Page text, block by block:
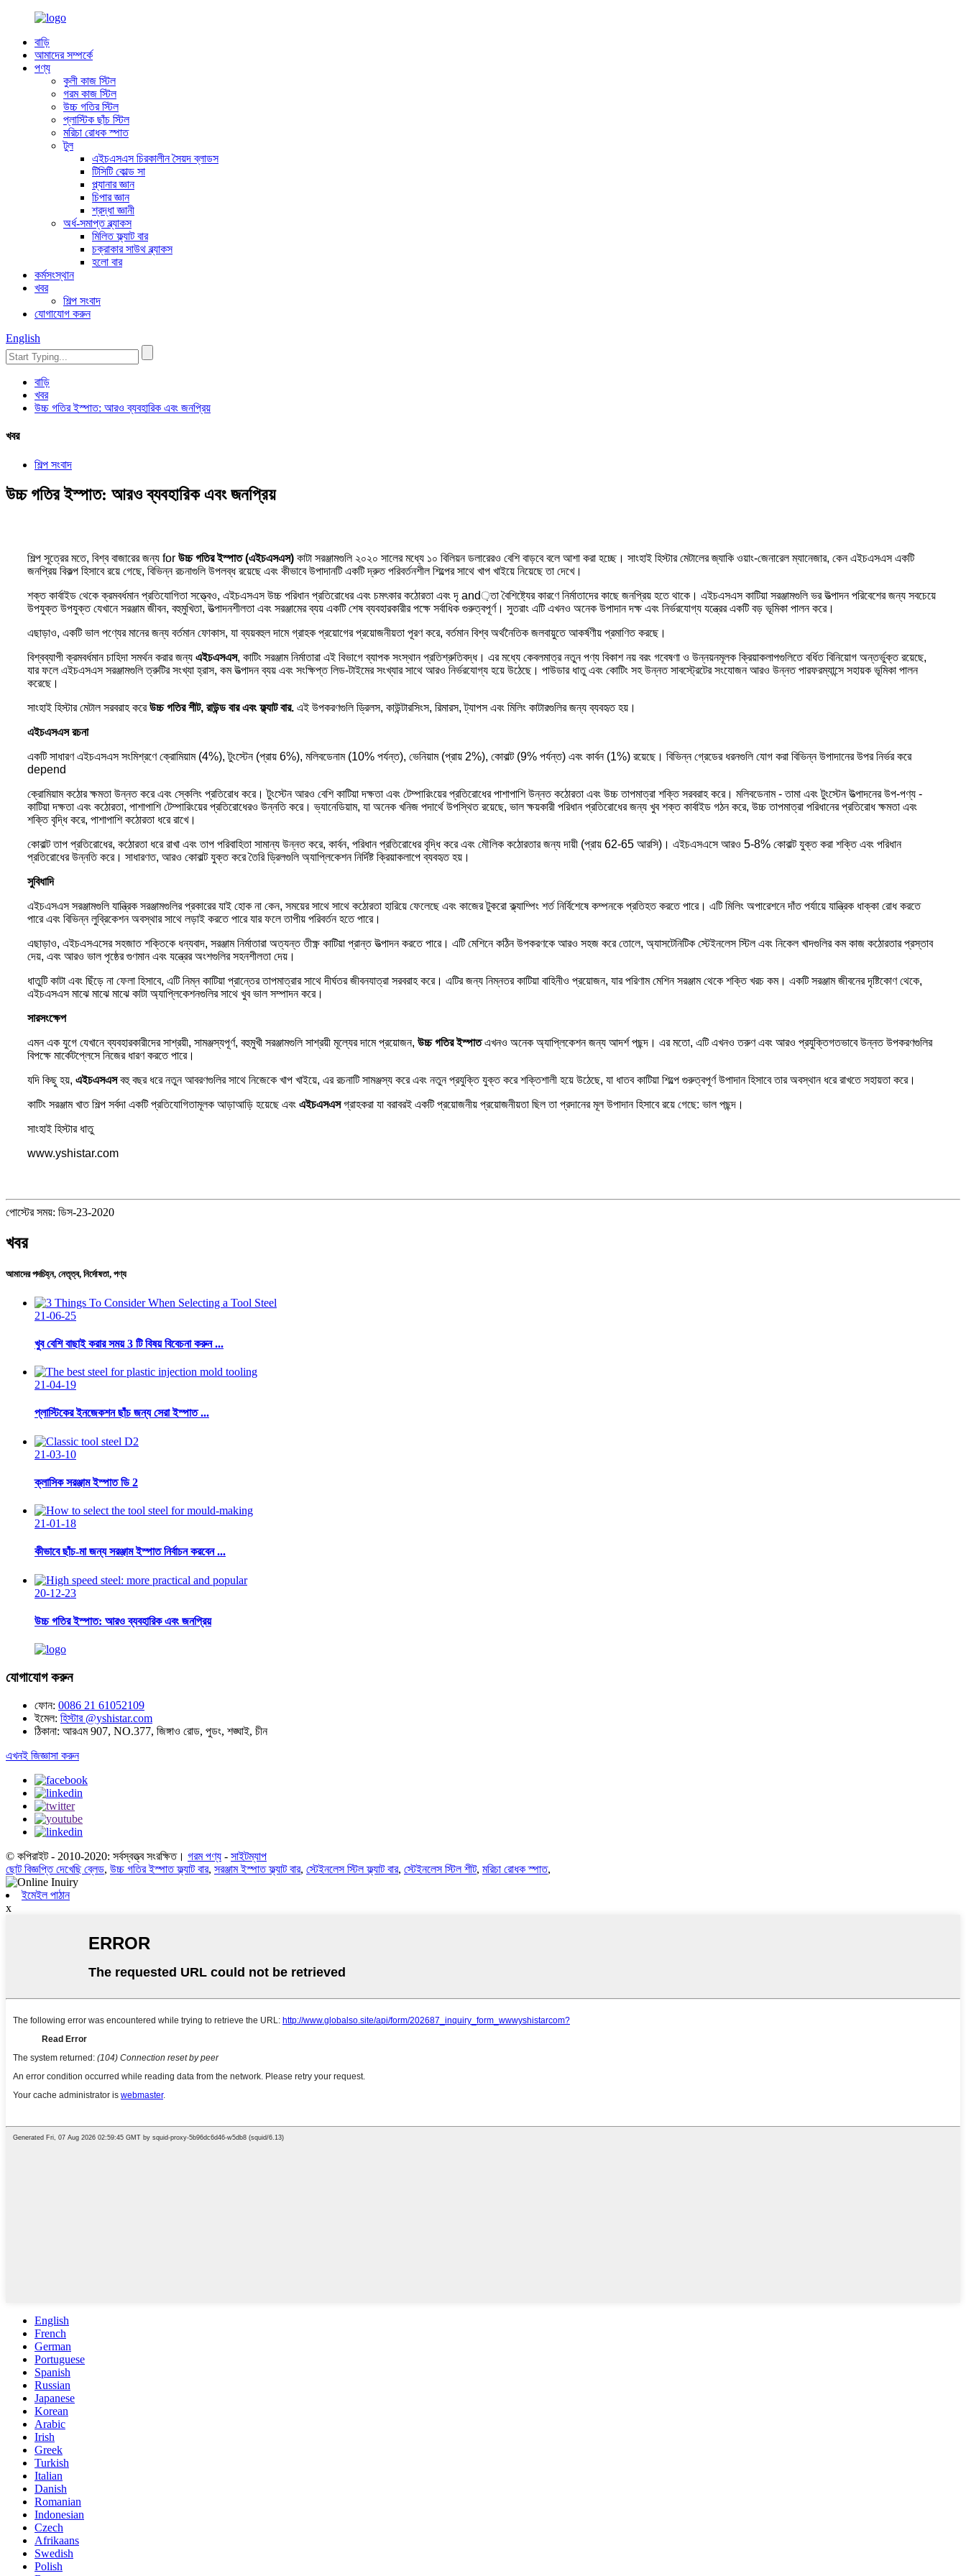
বাড়ি
আমাদের সম্পর্কে
পণ্য
কুলী কাজ স্টিল
গরম কাজ স্টিল
উচ্চ গতির স্টিল
প্লাস্টিক ছাঁচ স্টিল
মরিচা রোধক স্পাত
টুল
এইচএসএস চিরকালীন সৈয়দ ব্লাডস
টিসিটি কোল্ড সা
প্ল্যানার জ্ঞান
চিপার জ্ঞান
শ্রদ্ধা জ্ঞানী
অর্ধ-সমাপ্ত ব্ল্যাকস
মিলিত ফ্ল্যাট বার
চক্রাকার সাউথ ব্ল্যাকস
হলো বার
কর্মসংস্থান
খবর
শিল্প সংবাদ
যোগাযোগ করুন
English
বাড়ি
খবর
উচ্চ গতির ইস্পাত: আরও ব্যবহারিক এবং জনপ্রিয়
খবর
শিল্প সংবাদ
উচ্চ গতির ইস্পাত: আরও ব্যবহারিক এবং জনপ্রিয়
শিল্প সূত্রের মতে, বিশ্ব বাজারের জন্য for উচ্চ গতির ইস্পাত (এইচএসএস) কাটা সরঞ্জামগুলি ২০২০ সালের মধ্যে ১০ বিলিয়ন ডলারেরও বেশি বাড়বে বলে আশা করা হচ্ছে। সাংহাই হিস্টার মেটালের জ্যাকি ওয়াং-জেনারেল ম্যানেজার, কেন এইচএসএস একটি
জনপ্রিয় বিকল্প হিসাবে রয়ে গেছে, বিভিন্ন রচনাগুলি উপলব্ধ রয়েছে এবং কীভাবে উপাদানটি একটি দ্রুত পরিবর্তনশীল শিল্পের সাথে খাপ খাইয়ে নিয়েছে তা দেখে।
শক্ত কার্বাইড থেকে ক্রমবর্ধমান প্রতিযোগিতা সত্ত্বেও, এইচএসএস উচ্চ পরিধান প্রতিরোধের এবং চমৎকার কঠোরতা এবং দৃ and়তা বৈশিষ্ট্যের কারণে নির্মাতাদের কাছে জনপ্রিয় হতে থাকে। এইচএসএস কাটিয়া সরঞ্জামগুলি ভর উত্পাদন পরিবেশের জন্য সবচেয়ে
উপযুক্ত উপযুক্ত যেখানে সরঞ্জাম জীবন, বহুমুখিতা, উত্পাদনশীলতা এবং সরঞ্জামের ব্যয় একটি শেষ ব্যবহারকারীর পক্ষে সর্বাধিক গুরুত্বপূর্ণ। সুতরাং এটি এখনও অনেক উপাদান দক্ষ এবং নির্ভরযোগ্য যন্ত্রের একটি বড় ভূমিকা পালন করে।
এছাড়াও, একটি ভাল পণ্যের মানের জন্য বর্তমান ফোকাস, যা ব্যয়বহুল দামে গ্রাহক প্রয়োগের প্রয়োজনীয়তা পূরণ করে, বর্তমান বিশ্ব অর্থনৈতিক জলবায়ুতে আকর্ষণীয় প্রমাণিত করছে।
বিশ্বব্যাপী ক্রমবর্ধমান চাহিদা সমর্থন করার জন্য এইচএসএস, কাটিং সরঞ্জাম নির্মাতারা এই বিভাগে ব্যাপক সংস্থান প্রতিশ্রুতিবদ্ধ। এর মধ্যে কেবলমাত্র নতুন পণ্য বিকাশ নয় বরং গবেষণা ও উন্নয়নমূলক ক্রিয়াকলাপগুলিতে বর্ধিত বিনিয়োগ অন্তর্ভুক্ত রয়েছে,
যার ফলে এইচএসএস সরঞ্জামগুলি ত্রুটির সংখ্যা হ্রাস, কম উত্পাদন ব্যয় এবং সংক্ষিপ্ত লিড-টাইমের সংখ্যার সাথে আরও নির্ভরযোগ্য হয়ে উঠেছে। পাউডার ধাতু এবং কোটিং সহ উন্নত সাবস্ট্রেটের সংযোজন আরও উন্নত পারফরম্যান্সে সহায়ক ভূমিকা পালন
করেছে।
সাংহাই হিস্টার মেটাল সরবরাহ করেউচ্চ গতির শীট, রাউন্ড বার এবং ফ্ল্যাট বার. এই উপকরণগুলি ড্রিলস, কাউন্টারসিংস, রিমারস, ট্যাপস এবং মিলিং কাটারগুলির জন্য ব্যবহৃত হয়।
এইচএসএস রচনা
একটি সাধারণ এইচএসএস সংমিশ্রণে ক্রোমিয়াম (4%), টুংস্টেন (প্রায় 6%), মলিবডেনাম (10% পর্যন্ত), ভেনিয়াম (প্রায় 2%), কোবাল্ট (9% পর্যন্ত) এবং কার্বন (1%) রয়েছে। বিভিন্ন গ্রেডের ধরনগুলি যোগ করা বিভিন্ন উপাদানের উপর নির্ভর করে
depend
ক্রোমিয়াম কঠোর ক্ষমতা উন্নত করে এবং স্কেলিং প্রতিরোধ করে। টুংস্টেন আরও বেশি কাটিয়া দক্ষতা এবং টেম্পারিংয়ের প্রতিরোধের পাশাপাশি উন্নত কঠোরতা এবং উচ্চ তাপমাত্রা শক্তি সরবরাহ করে। মলিবডেনাম - তামা এবং টুংস্টেন উত্পাদনের উপ-পণ্য -
কাটিয়া দক্ষতা এবং কঠোরতা, পাশাপাশি টেম্পারিংয়ের প্রতিরোধেরও উন্নতি করে। ভ্যানেডিয়াম, যা অনেক খনিজ পদার্থে উপস্থিত রয়েছে, ভাল ক্ষয়কারী পরিধান প্রতিরোধের জন্য খুব শক্ত কার্বাইড গঠন করে, উচ্চ তাপমাত্রা পরিধানের প্রতিরোধ ক্ষমতা এবং
শক্তি বৃদ্ধি করে, পাশাপাশি কঠোরতা ধরে রাখে।
কোবাল্ট তাপ প্রতিরোধের, কঠোরতা ধরে রাখা এবং তাপ পরিবাহিতা সামান্য উন্নত করে, কার্বন, পরিধান প্রতিরোধের বৃদ্ধি করে এবং মৌলিক কঠোরতার জন্য দায়ী (প্রায় 62-65 আরসি)। এইচএসএসে আরও 5-8% কোবাল্ট যুক্ত করা শক্তি এবং পরিধান
প্রতিরোধের উন্নতি করে। সাধারণত, আরও কোবাল্ট যুক্ত করে তৈরি ড্রিলগুলি অ্যাপ্লিকেশন নির্দিষ্ট ক্রিয়াকলাপে ব্যবহৃত হয়।
সুবিধাদি
এইচএসএস সরঞ্জামগুলি যান্ত্রিক সরঞ্জামগুলির প্রকারের যাই হোক না কেন, সময়ের সাথে সাথে কঠোরতা হারিয়ে ফেলেছে এবং কাজের টুকরো ক্ল্যাম্পিং শর্ত নির্বিশেষে কম্পনকে প্রতিহত করতে পারে। এটি মিলিং অপারেশনে দাঁত পর্যায়ে যান্ত্রিক ধাক্কা রোধ করতে
পারে এবং বিভিন্ন লুব্রিকেশন অবস্থার সাথে লড়াই করতে পারে যার ফলে তাপীয় পরিবর্তন হতে পারে।
এছাড়াও, এইচএসএসের সহজাত শক্তিকে ধন্যবাদ, সরঞ্জাম নির্মাতারা অত্যন্ত তীক্ষ্ণ কাটিয়া প্রান্ত উত্পাদন করতে পারে। এটি মেশিনে কঠিন উপকরণকে আরও সহজ করে তোলে, অ্যাসটেনিটিক স্টেইনলেস স্টিল এবং নিকেল খাদগুলির কম কাজ কঠোরতার প্রস্তাব
দেয়, এবং আরও ভাল পৃষ্ঠের গুণমান এবং যন্ত্রের অংশগুলির সহনশীলতা দেয়।
ধাতুটি কাটা এবং ছিঁড়ে না ফেলা হিসাবে, এটি নিম্ন কাটিয়া প্রান্তের তাপমাত্রার সাথে দীর্ঘতর জীবনযাত্রা সরবরাহ করে। এটির জন্য নিম্নতর কাটিয়া বাহিনীও প্রয়োজন, যার পরিণাম মেশিন সরঞ্জাম থেকে শক্তি খরচ কম। একটি সরঞ্জাম জীবনের দৃষ্টিকোণ থেকে,
এইচএসএস মাঝে মাঝে মাঝে কাটা অ্যাপ্লিকেশনগুলির সাথে খুব ভাল সম্পাদন করে।
সারসংক্ষেপ
এমন এক যুগে যেখানে ব্যবহারকারীদের সাশ্রয়ী, সামঞ্জস্যপূর্ণ, বহুমুখী সরঞ্জামগুলি সাশ্রয়ী মূল্যের দামে প্রয়োজন, উচ্চ গতির ইস্পাতএখনও অনেক অ্যাপ্লিকেশন জন্য আদর্শ পছন্দ। এর মতো, এটি এখনও তরুণ এবং আরও প্রযুক্তিগতভাবে উন্নত উপকরণগুলির
বিপক্ষে মার্কেটপ্লেসে নিজের ধারণ করতে পারে।
যদি কিছু হয়, এইচএসএসবহু বছর ধরে নতুন আবরণগুলির সাথে নিজেকে খাপ খাইয়ে, এর রচনাটি সামঞ্জস্য করে এবং নতুন প্রযুক্তি যুক্ত করে শক্তিশালী হয়ে উঠেছে, যা ধাতব কাটিয়া শিল্পে গুরুত্বপূর্ণ উপাদান হিসাবে তার অবস্থান ধরে রাখতে সহায়তা করে।
কাটিং সরঞ্জাম খাত শিল্প সর্বদা একটি প্রতিযোগিতামূলক আড়াআড়ি হয়েছে এবং এইচএসএসগ্রাহকরা যা বরাবরই একটি প্রয়োজনীয় প্রয়োজনীয়তা ছিল তা প্রদানের মূল উপাদান হিসাবে রয়ে গেছে: ভাল পছন্দ।
সাংহাই হিস্টার ধাতু
www.yshistar.com
পোস্টের সময়: ডিস-23-2020
খবর
আমাদের পদচিহ্ন, নেতৃত্ব, নির্দোষতা, পণ্য
21-06-25
খুব বেশি বাছাই করার সময় 3 টি বিষয় বিবেচনা করুন ...
21-04-19
প্লাস্টিকের ইনজেকশন ছাঁচ জন্য সেরা ইস্পাত ...
21-03-10
ক্লাসিক সরঞ্জাম ইস্পাত ডি 2
21-01-18
কীভাবে ছাঁচ-মা জন্য সরঞ্জাম ইস্পাত নির্বাচন করবেন ...
20-12-23
উচ্চ গতির ইস্পাত: আরও ব্যবহারিক এবং জনপ্রিয়
যোগাযোগ করুন
ফোন: 0086 21 61052109
ইমেল: হিস্টার @yshistar.com
ঠিকানা: আরএম 907, NO.377, জিঙ্গাও রোড, পুডং, শঙ্ঘাই, চীন
এখনই জিজ্ঞাসা করুন
© কপিরাইট - 2010-2020: সর্বস্বত্ত্ব সংরক্ষিত। গরম পণ্য - সাইটম্যাপ
ছোট বিজ্ঞপ্তি দেখেছি ব্লেড, উচ্চ গতির ইস্পাত ফ্ল্যাট বার, সরঞ্জাম ইস্পাত ফ্ল্যাট বার, স্টেইনলেস স্টিল ফ্ল্যাট বার, স্টেইনলেস স্টিল শীট, মরিচা রোধক স্পাত,
ইমেইল পাঠান
x
English
French
German
Portuguese
Spanish
Russian
Japanese
Korean
Arabic
Irish
Greek
Turkish
Italian
Danish
Romanian
Indonesian
Czech
Afrikaans
Swedish
Polish